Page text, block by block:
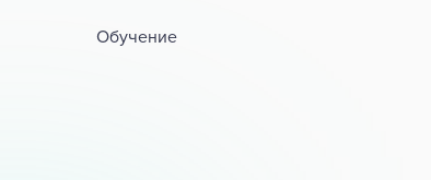
Обучение